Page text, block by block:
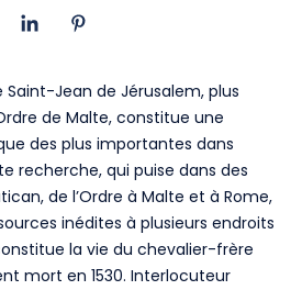
Saint-Jean de Jérusalem, plus
de Malte, constitue une
des plus importantes dans
recherche, qui puise dans des
de l’Ordre à Malte et à Rome,
inédites à plusieurs endroits
la vie du chevalier-frère
mort en 1530. Interlocuteur